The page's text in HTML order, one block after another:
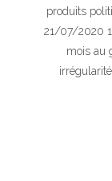
produits
21/07/2020
mois au